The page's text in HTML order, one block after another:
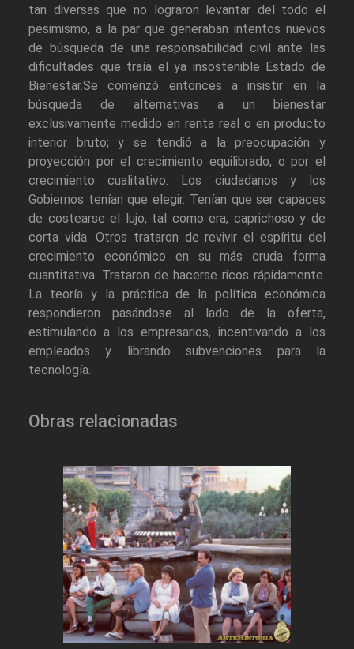
tan diversas que no lograron levantar del todo el
pesimismo, a la par que generaban intentos nuevos
de búsqueda de una responsabilidad civil ante las
dificultades que traía el ya insostenible Estado de
Bienestar.Se comenzó entonces a insistir en la
búsqueda de alternativas a un bienestar
exclusivamente medido en renta real o en producto
interior bruto; y se tendió a la preocupación y
proyección por el crecimiento equilibrado, o por el
crecimiento cualitativo. Los ciudadanos y los
Gobiernos tenían que elegir. Tenían que ser capaces
de costearse el lujo, tal como era, caprichoso y de
corta vida. Otros trataron de revivir el espíritu del
crecimiento económico en su más cruda forma
cuantitativa. Trataron de hacerse ricos rápidamente.
La teoría y la práctica de la política económica
respondieron pasándose al lado de la oferta,
estimulando a los empresarios, incentivando a los
empleados y librando subvenciones para la
tecnología.
Obras relacionadas